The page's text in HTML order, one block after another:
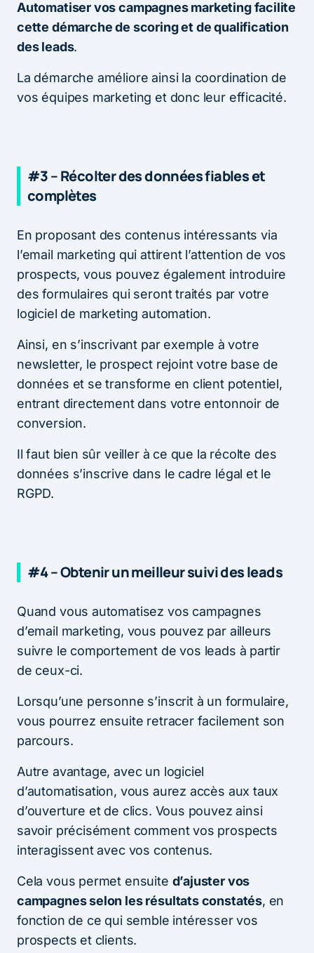
Automatiser vos campagnes marketing facilite
cette démarche de scoring et de qualification
des leads.
La démarche améliore ainsi la coordination de
vos équipes marketing et donc leur efficacité.
#3 – Récolter des données fiables et
complètes
En proposant des contenus intéressants via
l’email marketing qui attirent l’attention de vos
prospects, vous pouvez également introduire
des formulaires qui seront traités par votre
logiciel de marketing automation.
Ainsi, en s’inscrivant par exemple à votre
newsletter, le prospect rejoint votre base de
données et se transforme en client potentiel,
entrant directement dans votre entonnoir de
conversion.
Il faut bien sûr veiller à ce que la récolte des
données s’inscrive dans le cadre légal et le
RGPD.
#4 – Obtenir un meilleur suivi des leads
Quand vous automatisez vos campagnes
d’email marketing, vous pouvez par ailleurs
suivre le comportement de vos leads à partir
de ceux-ci.
Lorsqu’une personne s’inscrit à un formulaire,
vous pourrez ensuite retracer facilement son
parcours.
Autre avantage, avec un logiciel
d’automatisation, vous aurez accès aux taux
d’ouverture et de clics. Vous pouvez ainsi
savoir précisément comment vos prospects
interagissent avec vos contenus.
Cela vous permet ensuite d’ajuster vos
campagnes selon les résultats constatés, en
fonction de ce qui semble intéresser vos
prospects et clients.